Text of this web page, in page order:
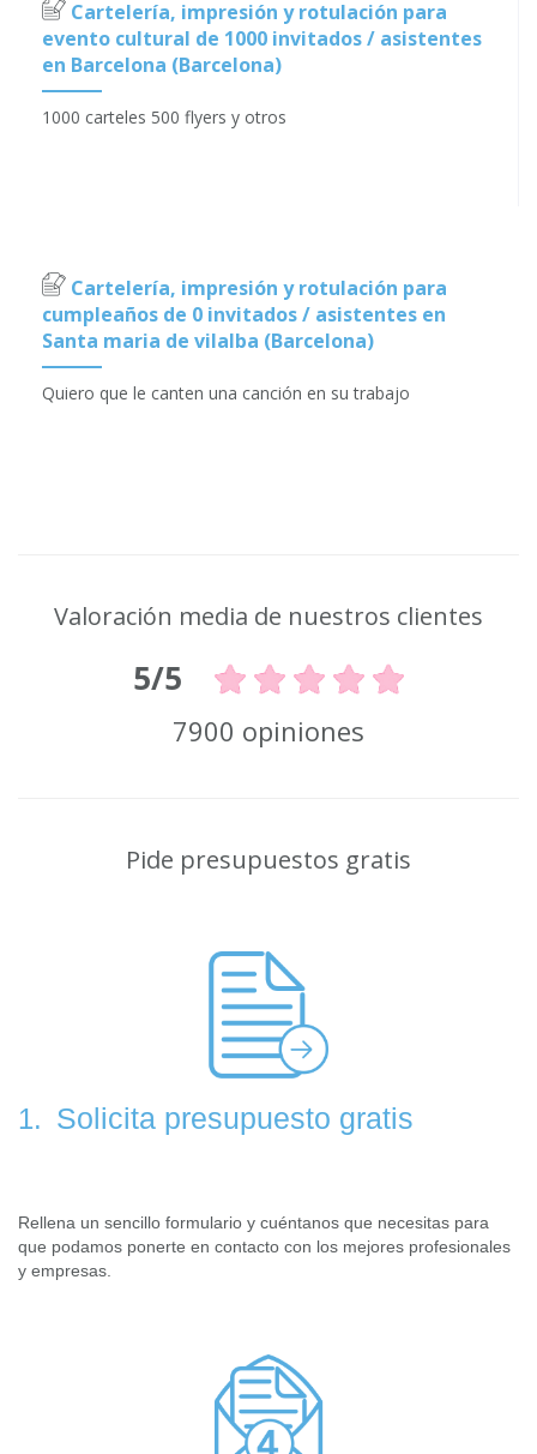
Cartelería, impresión y rotulación para
evento cultural de 1000 invitados / asistentes
en Barcelona (Barcelona)
1000 carteles 500 flyers y otros
Cartelería, impresión y rotulación para
cumpleaños de 0 invitados / asistentes en
Santa maria de vilalba (Barcelona)
Quiero que le canten una canción en su trabajo
Valoración media de nuestros clientes
5/5
7900 opiniones
Pide presupuestos gratis
1. Solicita presupuesto gratis
Rellena un sencillo formulario y cuéntanos que necesitas para
que podamos ponerte en contacto con los mejores profesionales
y empresas.